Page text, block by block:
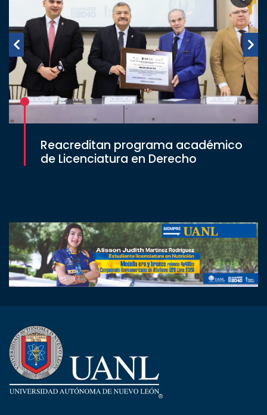
Reacreditan programa académico
de Licenciatura en Derecho